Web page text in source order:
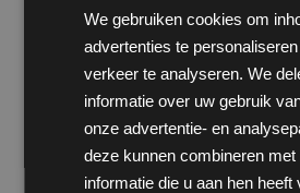
Producten All
Persoonlijke
Valbeveiliging
We gebruiken cookies om
advertenties te
verkeer te analyseren. We
informatie over uw gebruik
onze advertentie- en
deze kunnen combineren met
informatie die u aan hen heeft